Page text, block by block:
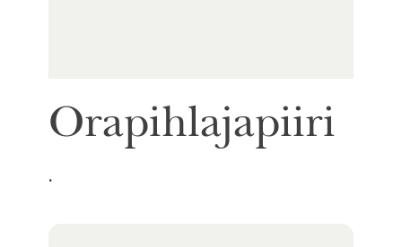
Orapihlajapiiri
.